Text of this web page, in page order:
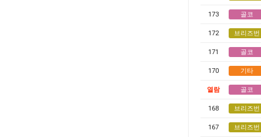
173 골코
172 브리즈번
171 골코
170 기타
열람 골코
168 브리즈번
167 브리즈번